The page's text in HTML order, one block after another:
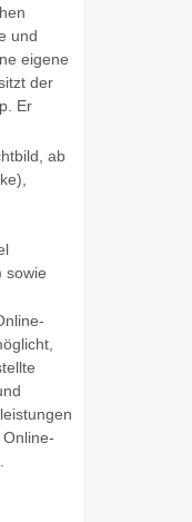
und
eigene
der
Er
ab
sowie